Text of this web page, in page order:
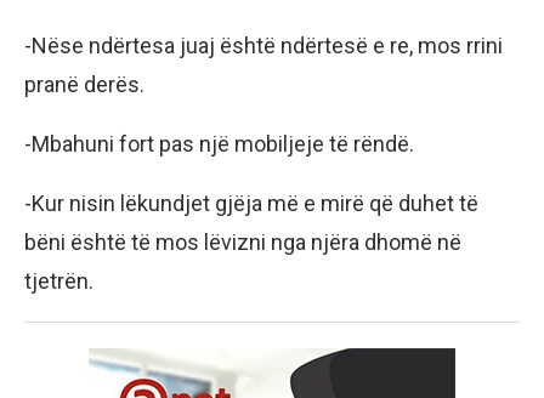
-Nëse ndërtesa juaj është ndërtesë e re, mos rrini
pranë derës.
-Mbahuni fort pas një mobiljeje të rëndë.
-Kur nisin lëkundjet gjëja më e mirë që duhet të
bëni është të mos lëvizni nga njëra dhomë në
tjetrën.